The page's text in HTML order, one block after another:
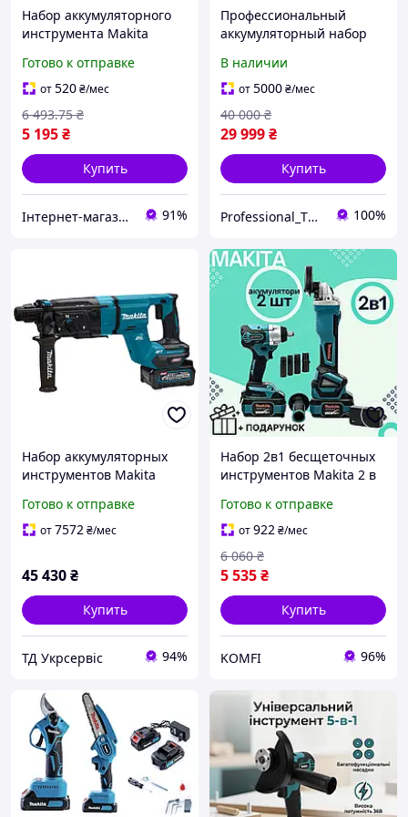
Набор аккумуляторного
инструмента Makita
аккумуляторами 36В 5Ач
и кейсом для сада
Готово к отправке
от520₴/мес
5 195₴
6 493.75 ₴
Купить
Інтернет-магазин Clothes-Mall 91%
Профессиональный
аккумуляторный набор
DPO600Z+DPV300Z+набор
аккумуляторов 197952-5
PPO26
В наличии
от5000₴/мес
29 999₴
40 000 ₴
Купить
Professional_TOOLS 100%
Набор аккумуляторных
инструментов Makita
40 В (АКБ и ЗУ) (SET-
HR007GM201-1024)
Готово к отправке
от7572₴/мес
45 430₴
Купить
ТД Укрсервіс 94%
Набор 2в1 бесщеточных
инструментов Makita 2 в
Гайковерт+Болгарка
Комплект
аккумуляторных
инструментов Макита
Готово к отправке
от922₴/мес
5 535₴
6 060 ₴
Купить
KOMFI 96%